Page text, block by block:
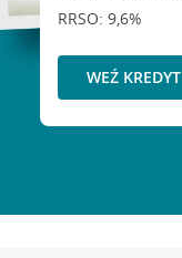
RRSO: 9,6%
WEŹ KREDYT